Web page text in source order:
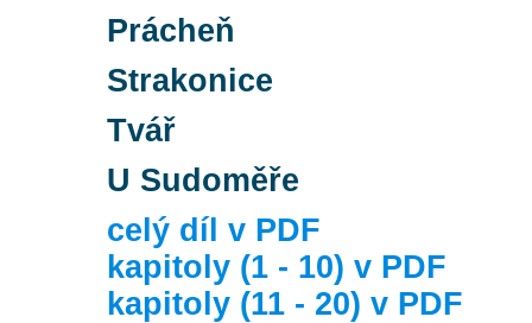
Prácheň
Strakonice
Tvář
U Sudoměře
celý díl v PDF
kapitoly (1 - 10) v PDF
kapitoly (11 - 20) v PDF